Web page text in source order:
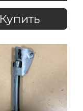
Купить